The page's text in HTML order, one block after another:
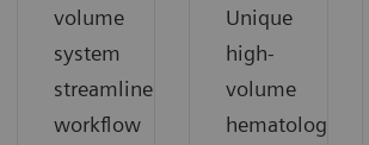
volume
system
streamlines
workflow
Unique
high-
volume
hematology